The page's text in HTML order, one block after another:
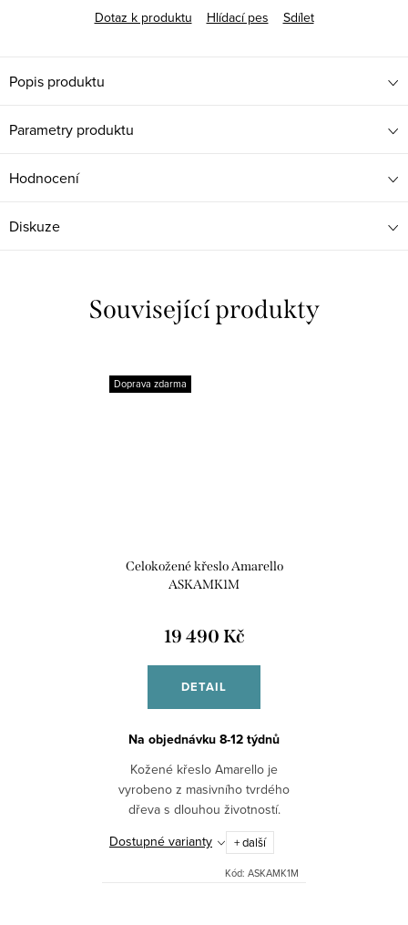
Dotaz k produktu
Hlídací pes Sdílet
Popis produktu
Parametry produktu
Hodnocení
Diskuze
Související produkty
Doprava zdarma
Celokožené křeslo Amarello
ASKAMK1M
19 490 Kč
DETAIL
Na objednávku 8-12 týdnů
Kožené křeslo Amarello je
vyrobeno z masivního tvrdého
dřeva s dlouhou životností.
Sedáky jsou vyplněny
bonelovými pružinami a vysoce
elastickou HR pěnou. Celé křeslo
Dostupné varianty + další
Kód: ASKAMK1M